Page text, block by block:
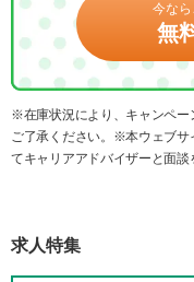
今なら
無
※在庫状況により、キャンペー
ご了承ください。※本ウェブサ
てキャリアアドバイザーと面談
求人特集